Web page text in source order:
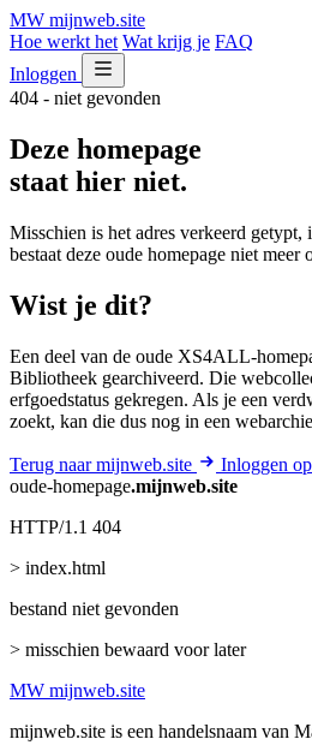
MW mijnweb.site
Hoe werkt het Wat krijg je FAQ
Inloggen
404 - niet gevonden
Deze homepage
staat hier niet.
Misschien is het adres verkeerd getypt,
bestaat deze oude homepage niet meer
Wist je dit?
Een deel van de oude XS4ALL-
Bibliotheek gearchiveerd. Die
erfgoedstatus gekregen. Als je een
zoekt, kan die dus nog in een
Terug naar mijnweb.site
Inloggen
oude-homepage.mijnweb.site
HTTP/1.1 404
> index.html
bestand niet gevonden
> misschien bewaard voor later
MW mijnweb.site
mijnweb.site is een handelsnaam van